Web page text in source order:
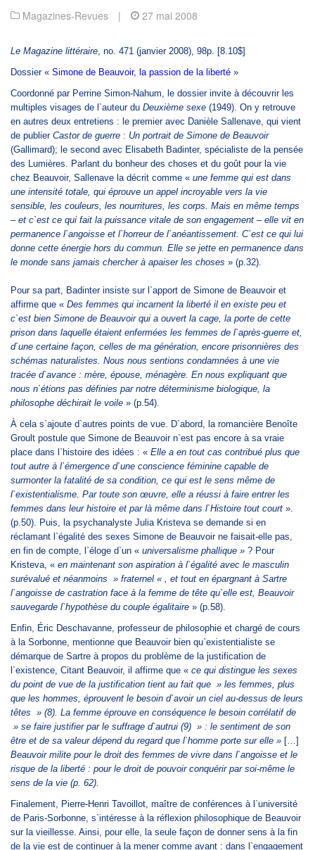
Magazines-Revues | 27 mai 2008
Le Magazine littéraire , no. 471 (janvier 2008), 98p. [8.10$]
Dossier « Simone de Beauvoir, la passion de la liberté »
Coordonné par Perrine Simon-Nahum, le dossier invite à découvrir les
multiples visages de l`auteur du Deuxième sexe (1949). On y retrouve
en autres deux entretiens : le premier avec Danièle Sallenave, qui vient
de publier Castor de guerre : Un portrait de Simone de Beauvoir
(Gallimard); le second avec Elisabeth Badinter, spécialiste de la pensée
des Lumières. Parlant du bonheur des choses et du goût pour la vie
chez Beauvoir, Sallenave la décrit comme « une femme qui est dans
une intensité totale, qui éprouve un appel incroyable vers la vie
sensible, les couleurs, les nourritures, les corps. Mais en même temps
– et c`est ce qui fait la puissance vitale de son engagement – elle vit en
permanence l`angoisse et l`horreur de l`anéantissement. C`est ce qui lui
donne cette énergie hors du commun. Elle se jette en permanence dans
le monde sans jamais chercher à apaiser les choses » (p.32).
Pour sa part, Badinter insiste sur l`apport de Simone de Beauvoir et
affirme que « Des femmes qui incarnent la liberté il en existe peu et
c`est bien Simone de Beauvoir qui a ouvert la cage, la porte de cette
prison dans laquelle étaient enfermées les femmes de l`après-guerre et,
d`une certaine façon, celles de ma génération, encore prisonnières des
schémas naturalistes. Nous nous sentions condamnées à une vie
tracée d`avance : mère, épouse, ménagère. En nous expliquant que
nous n`étions pas définies par notre déterminisme biologique, la
philosophe déchirait le voile » (p.54).
À cela s`ajoute d`autres points de vue.
D`abord, la romancière Benoîte
Groult postule que Simone de Beauvoir n`est pas encore à sa vraie
place dans l`histoire des idées : « Elle a en tout cas contribué plus que
tout autre à l`émergence d`une conscience féminine capable de
surmonter la fatalité de sa condition, ce qui est le sens même de
l`existentialisme. Par toute son œuvre, elle a réussi à faire entrer les
femmes dans leur histoire et par là même dans l`Histoire tout court ».
(p.50). Puis, la psychanalyste Julia Kristeva se demande si en
réclamant l`égalité des sexes Simone de Beauvoir ne faisait-elle pas,
en fin de compte, l`éloge d`un « universalisme phallique » ? Pour
Kristeva, « en maintenant son aspiration à l`égalité avec le masculin
surévalué et néanmoins » fraternel « , et tout en épargnant à Sartre
l`angoisse de castration face à la femme de tête qu`elle est, Beauvoir
sauvegarde l`hypothèse du couple égalitaire » (p.58).
Enfin, Éric Deschavanne, professeur de philosophie et chargé de cours
à la Sorbonne, mentionne que Beauvoir bien qu`existentialiste se
démarque de Sartre à propos du problème de la justification de
l`existence, Citant Beauvoir, il affirme que « ce qui distingue les sexes
du point de vue de la justification tient au fait que » les femmes, plus
que les hommes, éprouvent le besoin d`avoir un ciel au-dessus de leurs
têtes » (8). La femme éprouve en conséquence le besoin corrélatif de
» se faire justifier par le suffrage d`autrui (9) » : le sentiment de son
être et de sa valeur dépend du regard que l`homme porte sur elle » […]
Beauvoir milite pour le droit des femmes de vivre dans l`angoisse et le
risque de la liberté : pour le droit de pouvoir conquérir par soi-même le
sens de la vie (p. 62).
Finalement, Pierre-Henri Tavoillot, maître de conférences à l`université
de Paris-Sorbonne, s`intéresse à la réflexion philosophique de Beauvoir
sur la vieillesse. Ainsi, pour elle, la seule façon de donner sens à la fin
de la vie est de continuer à la mener comme avant : dans l`engagement